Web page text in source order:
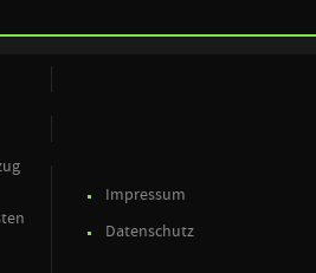
Impressum
Datenschutz